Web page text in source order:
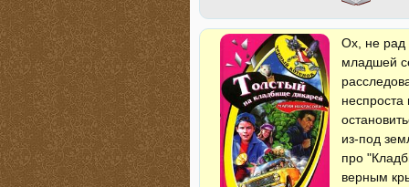
Ох, не рад
младшей
из-под
про
верным